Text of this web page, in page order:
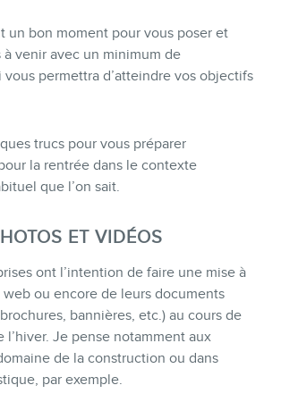
un bon moment pour vous poser et
à venir avec un minimum de
permettra d’atteindre vos objectifs
trucs pour vous préparer
la rentrée dans le contexte
que l’on sait.
ET VIDÉOS
ont l’intention de faire une mise à
ou encore de leurs documents
bannières, etc.) au cours de
l’hiver. Je pense notamment aux
de la construction ou dans
par exemple.